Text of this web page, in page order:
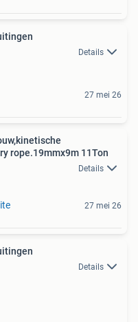
Details
27 mei 26
rope.19mmx9m 11Ton
Details
27 mei 26
Details